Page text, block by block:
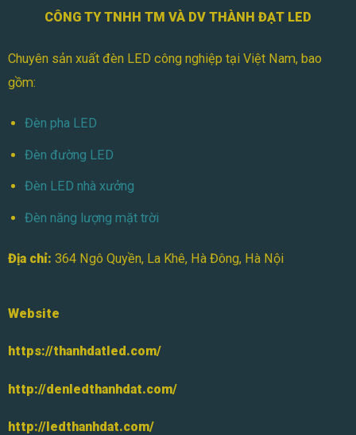
Đá
CÔNG TY TNHH TM VÀ DV THÀNH ĐẠT LED
Chuyên sản xuất đèn LED công nghiệp tại Việt Nam, bao
gồm:
Đèn pha LED
Đèn đường LED
Đèn LED nhà xưởng
Đèn năng lượng mặt trời
Địa chỉ: 364 Ngô Quyền, La Khê, Hà Đông, Hà Nội
Website
https://thanhdatled.com/
http://denledthanhdat.com/
http://ledthanhdat.com/